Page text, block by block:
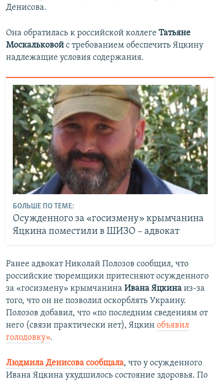
Денисова.
Она обратилась к российской коллеге Татьяне
Москальковой с требованием обеспечить Яцкину
надлежащие условия содержания.
БОЛЬШЕ ПО ТЕМЕ:
Осужденного за «госизмену» крымчанина
Яцкина поместили в ШИЗО – адвокат
Ранее адвокат Николай Полозов сообщил, что
российские тюремщики притесняют осужденного
за «госизмену» крымчанина Ивана Яцкина из-за
того, что он не позволил оскорблять Украину.
Полозов добавил, что «по последним сведениям от
него (связи практически нет), Яцкин объявил
голодовку».
Людмила Денисова сообщала, что у осужденного
Ивана Яцкина ухудшилось состояние здоровья. По